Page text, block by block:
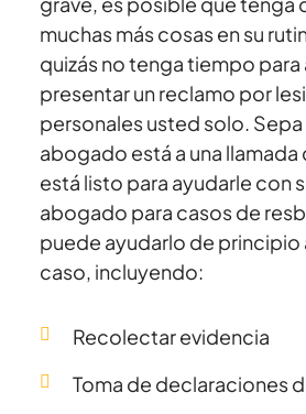
muchas más cosas en su
quizás no tenga tiempo para
presentar un reclamo por
personales usted solo. Sepa
abogado está a una llamada
está listo para ayudarle con
abogado para casos de
puede ayudarlo de principio
caso, incluyendo:
Recolectar evidencia
Toma de declaraciones